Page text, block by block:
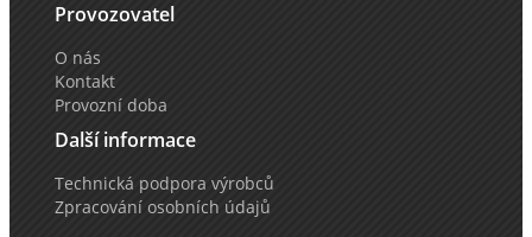
Provozovatel
O nás
Kontakt
Provozní doba
Další informace
Technická podpora výrobců
Zpracování osobních údajů